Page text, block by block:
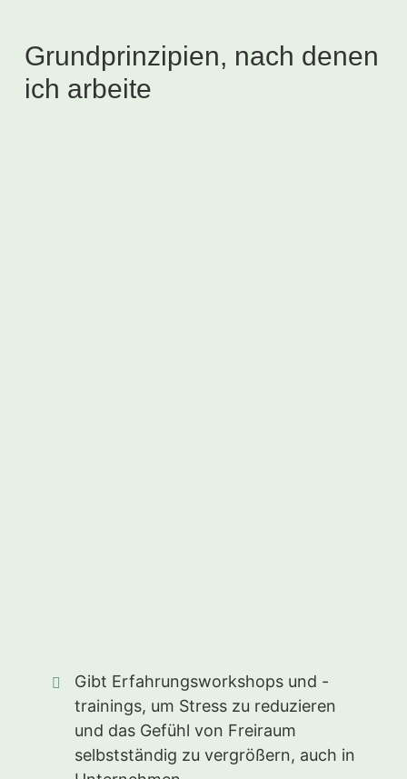
Grundprinzipien, nach denen
ich arbeite
Gibt Erfahrungsworkshops und -
trainings, um Stress zu reduzieren
und das Gefühl von Freiraum
selbstständig zu vergrößern, auch in